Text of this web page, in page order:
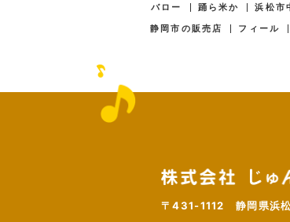
バロー 踊ら米か 浜松市
静岡市の販売店
フィール
〒431-1112静岡県浜